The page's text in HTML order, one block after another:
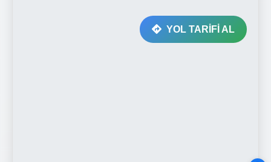
YOL TARİFİ AL